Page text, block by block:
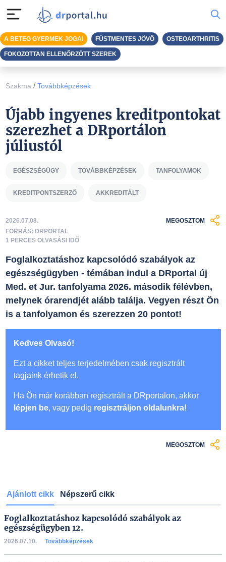
Szakma / Továbbképzések
Újabb ingyenes kreditpontokat
szerezhet a DRportálon
júliustól
EGÉSZSÉGÜGY TOVÁBBKÉPZÉSEK TANFOLYAMOK
KREDITPONTSZERZŐ AKKREDITÁLT
2026.07.08.
FORRÁS: DRPORTAL
1 PERCES OLVASÁSI IDŐ
MEGOSZTOM
Foglalkoztatáshoz kapcsolódó szabályok az
egészségügyben - témában indul a DRportal új
Med. et Jur. tanfolyama 2026. második félévben,
melynek órarendjét alább találja. Vegyen részt Ön
is a tanfolyamon és szerezzen 20 pontot!
Kedves Olvasó!
Ezt a cikket teljes terjedelmében csak regisztrált
tagjaink érhetik el.
Ha Ön már korábban regisztrált a DRportalon, akkor
lépjen be, vagy pedig regisztráljon oldalunkra!
MEGOSZTOM
Ajánlott cikk Népszerű cikk
Foglalkoztatáshoz kapcsolódó szabályok az
egészségügyben 12.
2026.07.10. Továbbképzések
A BETEG GYERMEK JOGAI FÜSTMENTES JÖVŐ OSTEOARTHRITIS
FOKOZOTTAN ELLENŐRZÖTT SZEREK